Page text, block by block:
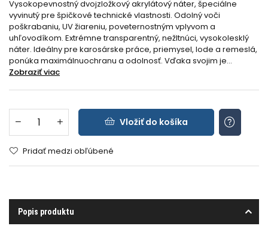
Vysokopevnostný dvojzložkový akrylátový náter, špeciálne
vyvinutý pre špičkové technické vlastnosti. Odolný voči
poškrabaniu, UV žiareniu, poveternostným vplyvom a
uhľovodíkom. Extrémne transparentný, nežltnúci, vysokolesklý
náter. Ideálny pre karosárske práce, priemysel, lode a remeslá,
ponúka maximálnuochranu a odolnosť. Vďaka svojim je...
Zobraziť viac
Vložiť do košíka
Pridať medzi obľúbené
Popis produktu